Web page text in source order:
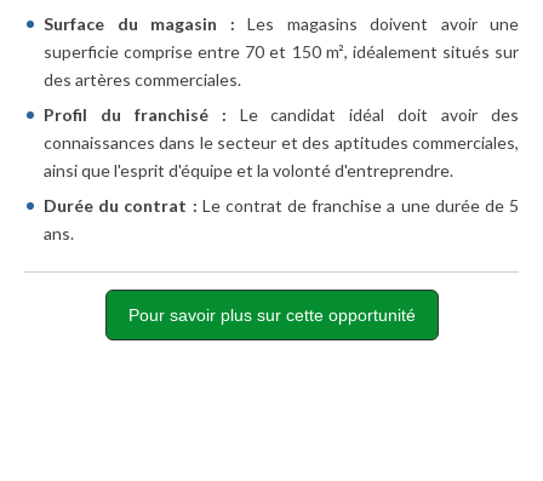
Surface du magasin : Les magasins doivent avoir une
superficie comprise entre 70 et 150 m², idéalement situés sur
des artères commerciales.
Profil du franchisé : Le candidat idéal doit avoir des
connaissances dans le secteur et des aptitudes commerciales,
ainsi que l'esprit d'équipe et la volonté d'entreprendre.
Durée du contrat : Le contrat de franchise a une durée de 5
ans.
Pour savoir plus sur cette opportunité